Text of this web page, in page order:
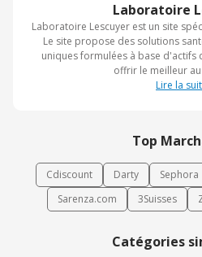
Laboratoire
Laboratoire Lescuyer est un site
Le site propose des solutions
uniques formulées à base d'actifs
offrir le meilleur
Lire la
Top
Cdiscount Darty Sephora
Sarenza.com
3Suisses
Catégories